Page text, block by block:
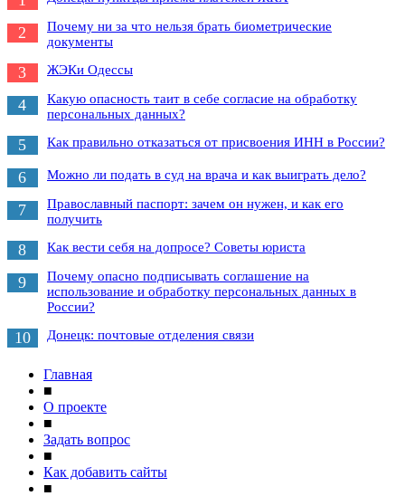
2
Почему ни за что нельзя брать биометрические
документы
3 ЖЭКи Одессы
4
Какую опасность таит в себе согласие на обработку
персональных данных?
5 Как правильно отказаться от присвоения ИНН в России?
6 Можно ли подать в суд на врача и как выиграть дело?
7
Православный паспорт: зачем он нужен, и как его
получить
8 Как вести себя на допросе? Советы юриста
9
Почему опасно подписывать соглашение на
использование и обработку персональных данных в
России?
10 Донецк: почтовые отделения связи
Главная
■
О проекте
■
Задать вопрос
■
Как добавить сайты
■